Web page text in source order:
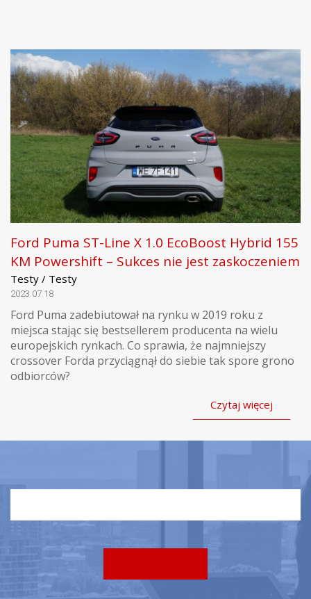
Ford Puma ST-Line X 1.0 EcoBoost Hybrid 155
KM Powershift – Sukces nie jest zaskoczeniem
Testy / Testy
2023.07.18
Ford Puma zadebiutował na rynku w 2019 roku z
miejsca stając się bestsellerem producenta na wielu
europejskich rynkach. Co sprawia, że najmniejszy
crossover Forda przyciągnął do siebie tak spore grono
odbiorców?
Czytaj więcej